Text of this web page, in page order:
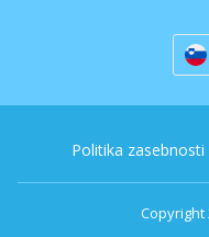
Copyright
Politika zasebnosti